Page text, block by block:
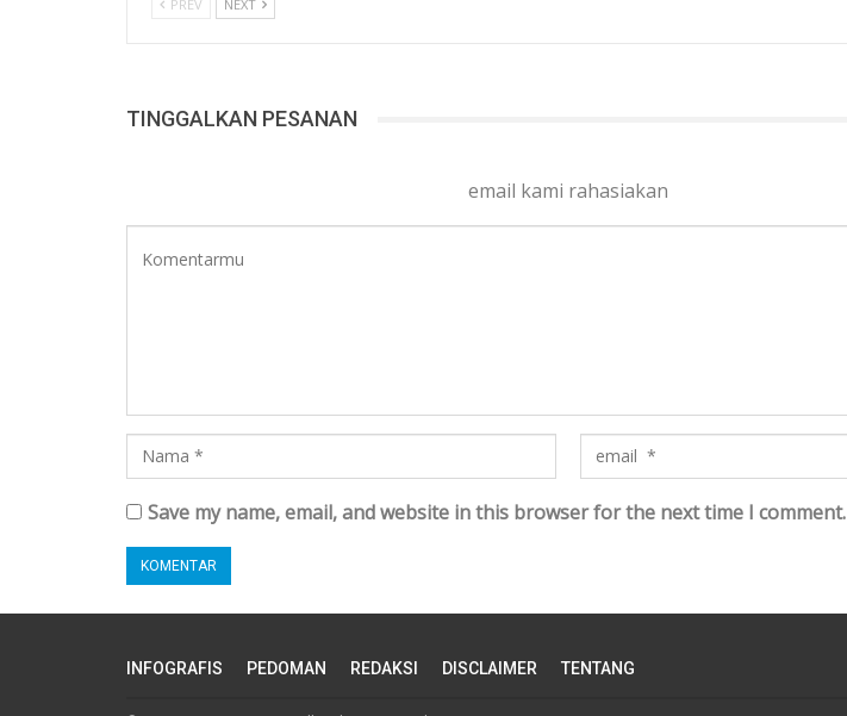
PREV NEXT
TINGGALKAN PESANAN
email kami rahasiakan
Save my name, email, and website in this browser for the next time I comment.
INFOGRAFIS PEDOMAN REDAKSI DISCLAIMER TENTANG